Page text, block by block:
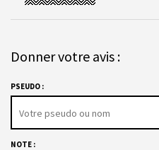
Donner votre avis :
PSEUDO :
NOTE :